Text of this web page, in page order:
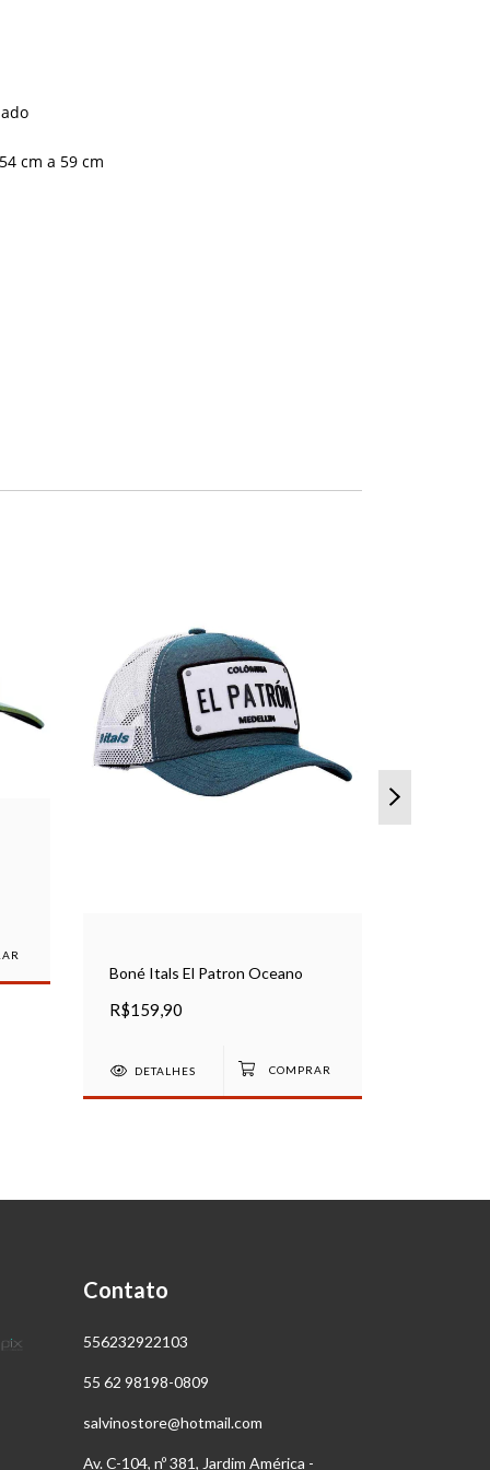
cm a 59 cm
Boné Itals El Patron Oceano
R$159,90
DETALHES
Contato
556232922103
55 62 98198-0809
salvinostore@hotmail.com
Av. C-104, nº 381, Jardim América -